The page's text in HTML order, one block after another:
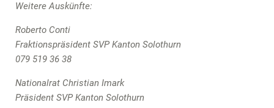
Weitere Auskünfte:
Roberto Conti
Fraktionspräsident SVP Kanton Solothurn
079 519 36 38
Nationalrat Christian Imark
Präsident SVP Kanton Solothurn